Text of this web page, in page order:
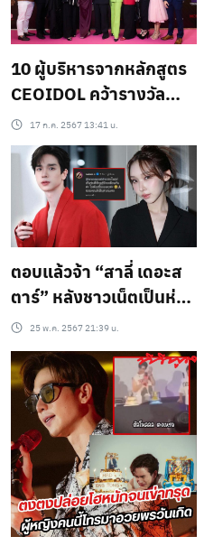
10 ผู้บริหารจากหลักสูตร
CEOIDOL คว้ารางวัล
“นักบริหารธุรกิจดีเด่นใน
ยุคดิจิทัล จาก Thailand
digital Awards 2024
(ครั้งที่ 5)
17 ก.ค. 2567 13:41 น.
ตอบแล้วจ้า “สาลี่ เดอะส
ตาร์” หลังชาวเน็ตเป็นห่วง
มีภาพ “ตงตง” หลุดคู่สาว
25 พ.ค. 2567 21:39 น.